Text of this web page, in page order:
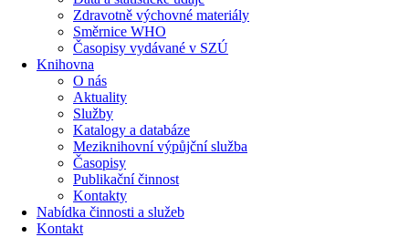
Zdravotně výchovné materiály
Směrnice WHO
Časopisy vydávané v SZÚ
Knihovna
O nás
Aktuality
Služby
Katalogy a databáze
Meziknihovní výpůjční služba
Časopisy
Publikační činnost
Kontakty
Nabídka činnosti a služeb
Kontakt